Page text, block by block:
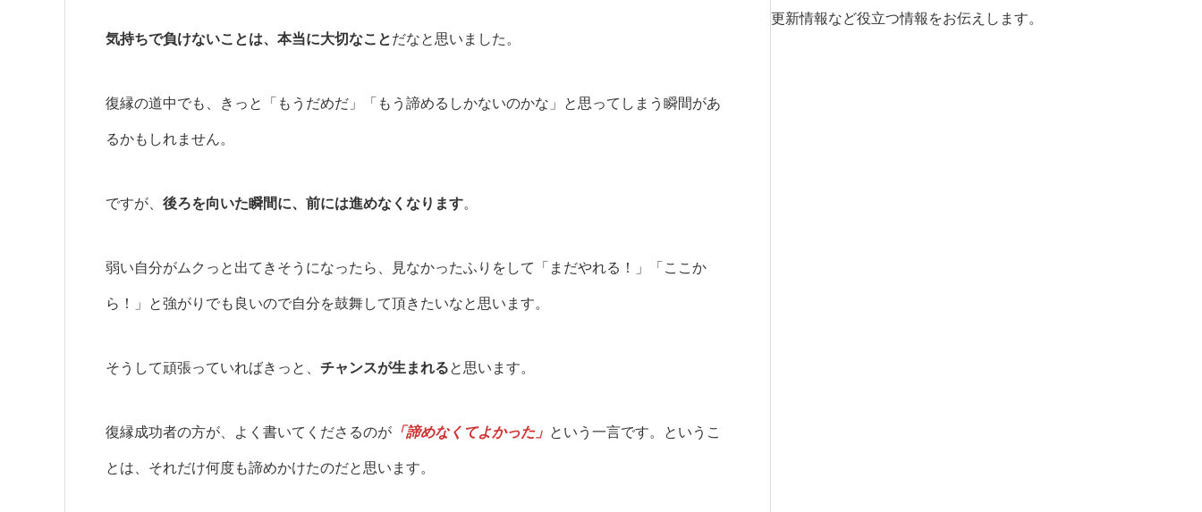
気持ちで負けないことは、本当に大切なことだなと思いました。
復縁の道中でも、きっと「もうだめだ」「もう諦めるしかないのかな」と思ってしまう瞬間があ
るかもしれません。
ですが、 後ろを向いた瞬間に、前には進めなくなります。
弱い自分がムクっと出てきそうになったら、見なかったふりをして「まだやれる！」「ここか
ら！」と強がりでも良いので自分を鼓舞して頂きたいなと思います。
そうして頑張っていればきっと、 チャンスが生まれると思います。
復縁成功者の方が、よく書いてくださるのが 「諦めなくてよかった」 という一言です。というこ
とは、それだけ何度も諦めかけたのだと思います。
更新情報など役立つ情報をお伝えします。